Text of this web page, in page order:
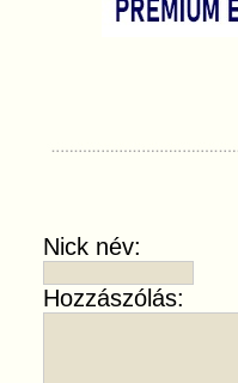
Nick név:
Hozzászólás: